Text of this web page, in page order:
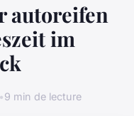
autoreifen
im
•9 min de lecture